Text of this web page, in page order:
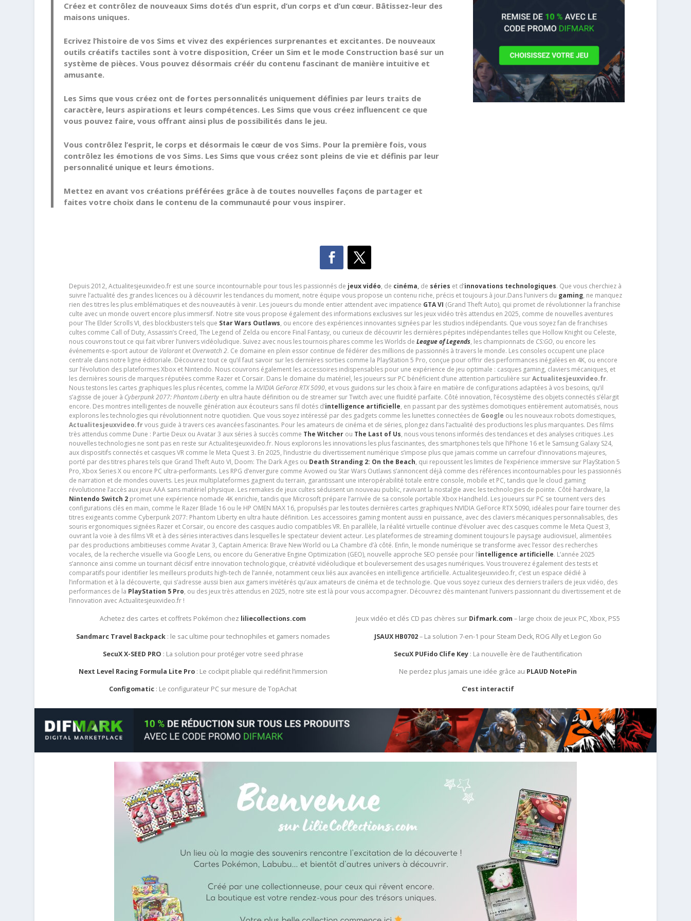
Créez et contrôlez de nouveaux Sims dotés d’un esprit, d’un corps et d’un cœur. Bâtissez-leur des
maisons uniques.
Ecrivez l’histoire de vos Sims et vivez des expériences surprenantes et excitantes. De nouveaux
outils créatifs tactiles sont à votre disposition, Créer un Sim et le mode Construction basé sur un
système de pièces. Vous pouvez désormais créér du contenu fascinant de manière intuitive et
amusante.
Les Sims que vous créez ont de fortes personnalités uniquement définies par leurs traits de
caractère, leurs aspirations et leurs compétences. Les Sims que vous créez influencent ce que
vous pouvez faire, vous offrant ainsi plus de possibilités dans le jeu.
Vous contrôlez l’esprit, le corps et désormais le cœur de vos Sims. Pour la première fois, vous
contrôlez les émotions de vos Sims. Les Sims que vous créez sont pleins de vie et définis par leur
personnalité unique et leurs émotions.
Mettez en avant vos créations préférées grâce à de toutes nouvelles façons de partager et
faites votre choix dans le contenu de la communauté pour vous inspirer.
Depuis 2012, Actualitesjeuxvideo.fr est une source incontournable pour tous les passionnés de jeux vidéo, de cinéma,de séries et d’innovations technologiques. Que vous cherchiez à
suivre l’actualité des grandes licences ou à découvrir les tendances du moment, notre équipe vous propose un contenu riche, précis et toujours à jour.Dans l’univers du gaming, ne manquez
rien des titres les plus emblématiques et des nouveautés à venir. Les joueurs du monde entier attendent avec impatience GTA VI (Grand Theft Auto), qui promet de révolutionner la franchise
culte avec un monde ouvert encore plus immersif. Notre site vous propose également des informations exclusives sur les jeux vidéo très attendus en 2025, comme de nouvelles aventures
pour The Elder Scrolls VI, des blockbusters tels que Star Wars Outlaws, ou encore des expériences innovantes signées par les studios indépendants. Que vous soyez fan de franchises
cultes comme Call of Duty, Assassin’s Creed, The Legend of Zelda ou encore Final Fantasy, ou curieux de découvrir les dernières pépites indépendantes telles que Hollow Knight ou Celeste,
nous couvrons tout ce qui fait vibrer l’univers vidéoludique. Suivez avec nous les tournois phares comme les Worlds de League of Legends, les championnats de CS:GO, ou encore les
événements e-sport autour de Valorantet Overwatch 2. Ce domaine en plein essor continue de fédérer des millions de passionnés à travers le monde. Les consoles occupent une place
centrale dans notre ligne éditoriale. Découvrez tout ce qu’il faut savoir sur les dernières sorties comme la PlayStation 5 Pro, conçue pour offrir des performances inégalées en 4K, ou encore
sur l’évolution des plateformes Xbox et Nintendo. Nous couvrons également les accessoires indispensables pour une expérience de jeu optimale : casques gaming, claviers mécaniques, et
les dernières souris de marques réputées comme Razer et Corsair. Dans le domaine du matériel, les joueurs sur PC bénéficient d’une attention particulière surActualitesjeuxvideo.fr.
Nous testons les cartes graphiques les plus récentes, comme la NVIDIA GeForce RTX 5090, et vous guidons sur les choix à faire en matière de configurations adaptées à vos besoins, qu’il
s’agisse de jouer à Cyberpunk 2077: Phantom Libertyen ultra haute définition ou de streamer sur Twitch avec une fluidité parfaite. Côté innovation, l’écosystème des objets connectés s’élargit
encore. Des montres intelligentes de nouvelle génération aux écouteurs sans fil dotés d’intelligence artificielle, en passant par des systèmes domotiques entièrement automatisés, nous
explorons les technologies qui révolutionnent notre quotidien. Que vous soyez intéressé par des gadgets comme les lunettes connectées de Google ou les nouveaux robots domestiques,
Actualitesjeuxvideo.frvous guide à travers ces avancées fascinantes. Pour les amateurs de cinéma et de séries, plongez dans l’actualité des productions les plus marquantes. Des films
très attendus comme Dune : Partie Deux ou Avatar 3 aux séries à succès comme The Witcherou The Last of Us, nous vous tenons informés des tendances et des analyses critiques .Les
nouvelles technologies ne sont pas en reste sur Actualitesjeuxvideo.fr. Nous explorons les innovations les plus fascinantes, des smartphones tels que l’iPhone 16 et le Samsung Galaxy S24,
aux dispositifs connectés et casques VR comme le Meta Quest 3. En 2025, l’industrie du divertissement numérique s’impose plus que jamais comme un carrefour d’innovations majeures,
porté par des titres phares tels que Grand Theft Auto VI, Doom: The Dark Ages ou Death Stranding 2: On the Beach, qui repoussent les limites de l’expérience immersive sur PlayStation 5
Pro, Xbox Series X ou encore PC ultra-performants. Les RPG d’envergure comme Avowed ou Star Wars Outlaws s’annoncent déjà comme des références incontournables pour les passionnés
de narration et de mondes ouverts. Les jeux multiplateformes gagnent du terrain, garantissant une interopérabilité totale entre console, mobile et PC, tandis que le cloud gaming
révolutionne l’accès aux jeux AAA sans matériel physique. Les remakes de jeux cultes séduisent un nouveau public, ravivant la nostalgie avec les technologies de pointe. Côté hardware, la
Nintendo Switch 2promet une expérience nomade 4K enrichie, tandis que Microsoft prépare l’arrivée de sa console portable Xbox Handheld. Les joueurs sur PC se tournent vers des
configurations clés en main, comme le Razer Blade 16 ou le HP OMEN MAX 16, propulsés par les toutes dernières cartes graphiques NVIDIA GeForce RTX 5090, idéales pour faire tourner des
titres exigeants comme Cyberpunk 2077: Phantom Liberty en ultra haute définition. Les accessoires gaming montent aussi en puissance, avec des claviers mécaniques personnalisables, des
souris ergonomiques signées Razer et Corsair, ou encore des casques audio compatibles VR. En parallèle, la réalité virtuelle continue d’évoluer avec des casques comme le Meta Quest 3,
ouvrant la voie à des films VR et à des séries interactives dans lesquelles le spectateur devient acteur. Les plateformes de streaming dominent toujours le paysage audiovisuel, alimentées
par des productions ambitieuses comme Avatar 3, Captain America: Brave New World ou La Chambre d’à côté. Enfin, le monde numérique se transforme avec l’essor des recherches
vocales, de la recherche visuelle via Google Lens, ou encore du Generative Engine Optimization (GEO), nouvelle approche SEO pensée pour l’intelligence artificielle. L’année 2025
s’annonce ainsi comme un tournant décisif entre innovation technologique, créativité vidéoludique et bouleversement des usages numériques. Vous trouverez également des tests et
comparatifs pour identifier les meilleurs produits high-tech de l’année, notamment ceux liés aux avancées en intelligence artificielle. Actualitesjeuxvideo.fr, c’est un espace dédié à
l’information et à la découverte, qui s’adresse aussi bien aux gamers invétérés qu’aux amateurs de cinéma et de technologie. Que vous soyez curieux des derniers trailers de jeux vidéo, des
performances de la PlayStation 5 Pro, ou des jeux très attendus en 2025, notre site est là pour vous accompagner. Découvrez dès maintenant l’univers passionnant du divertissement et de
l’innovation avec Actualitesjeuxvideo.fr !
Achetez des cartes et coffrets Pokémon chez liliecollections.com
Sandmarc Travel Backpack: le sac ultime pour technophiles et gamers nomades
SecuX X-SEED PRO : La solution pour protéger votre seed phrase
Next Level Racing Formula Lite Pro: Le cockpit pliable qui redéfinit l’immersion
Configomatic : Le configurateur PC sur mesure de TopAchat
Jeux vidéo et clés CD pas chères sur Difmark.com – large choix de jeux PC, Xbox, PS5
JSAUX HB0702– La solution 7-en-1 pour Steam Deck, ROG Ally et Legion Go
SecuX PUFido Clife Key : La nouvelle ère de l’authentification
Ne perdez plus jamais une idée grâce au PLAUD NotePin
C’est interactif